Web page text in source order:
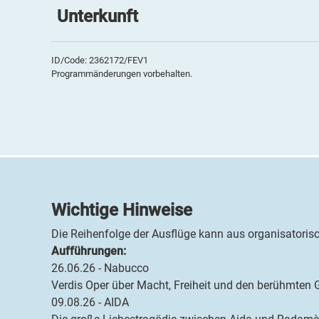
Unterkunft
Das4*Hotel Terme All'Alba
gestaltete Garten und Außenbereich laden zum
ID/Code: 2362172/FEV1
Programmänderungen vorbehalten.
Wichtige Hinweise
Die Reihenfolge der Ausflüge kann aus
Aufführungen:
26.06.26 - Nabucco
Verdis Oper über Macht, Freiheit und den
09.08.26 - AIDA